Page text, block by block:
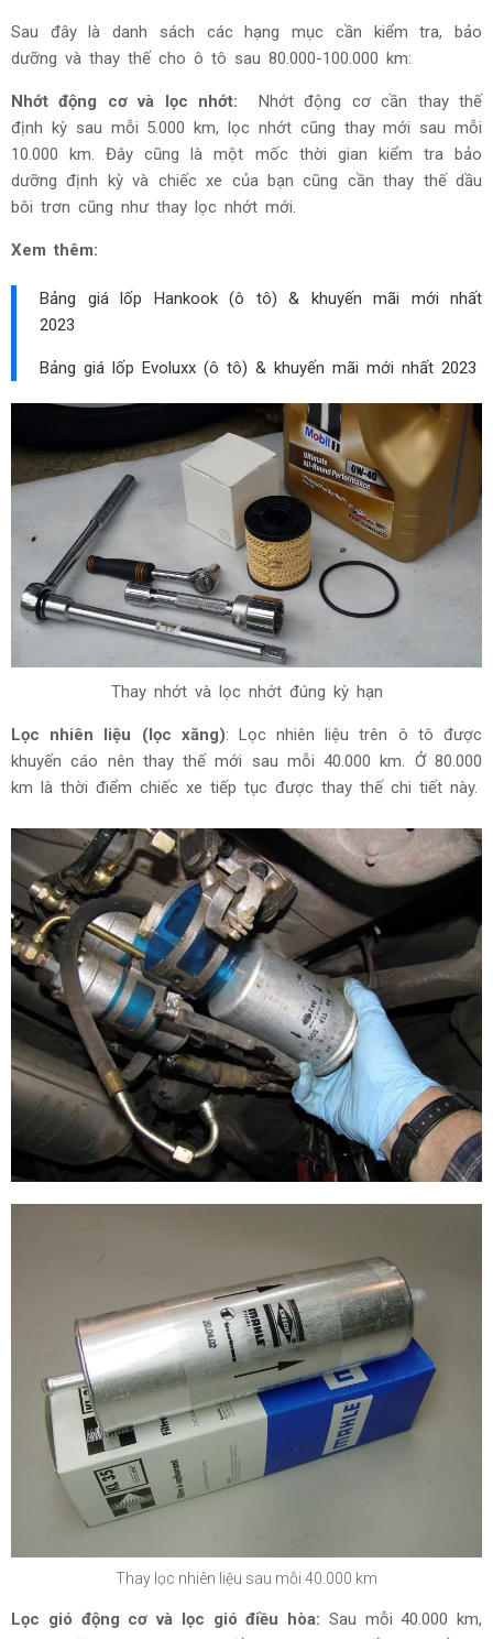
Sau đây là danh sách các hạng mục cần kiểm tra, bảo
dưỡng và thay thế cho ô tô sau 80.000-100.000 km:
Nhớt động cơ và lọc nhớt: Nhớt động cơ cần thay thế
định kỳ sau mỗi 5.000 km, lọc nhớt cũng thay mới sau mỗi
10.000 km. Đây cũng là một mốc thời gian kiểm tra bảo
dưỡng định kỳ và chiếc xe của bạn cũng cần thay thế dầu
bôi trơn cũng như thay lọc nhớt mới.
Xem thêm:
Bảng giá lốp Hankook (ô tô) & khuyến mãi mới nhất
2023
Bảng giá lốp Evoluxx (ô tô) & khuyến mãi mới nhất 2023
Thay nhớt và lọc nhớt đúng kỳ hạn
Lọc nhiên liệu (lọc xăng): Lọc nhiên liệu trên ô tô được
khuyến cáo nên thay thế mới sau mỗi 40.000 km. Ở 80.000
km là thời điểm chiếc xe tiếp tục được thay thế chi tiết này.
Thay lọc nhiên liệu sau mỗi 40.000 km
Lọc gió động cơ và lọc gió điều hòa: Sau mỗi 40.000 km,